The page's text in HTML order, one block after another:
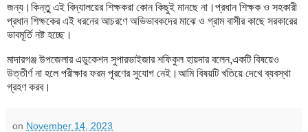
জন্য।কিন্তুু এই বিদ্যালয়ের শিক্ষকরা কোন কিছুই মানছে না।প্রধান শিক্ষক ও সহকারী
প্রধান শিক্ষকের এই ধরনের আচরণে অভিভাবকদের মাঝে ও গ্রাম বাসীর কাছে সরকারের
ভাবমূর্তি নষ্ট হচ্ছে।
মাদারগঞ্জ উপজেলার এডুকেশন সুপারভাইজার শফিকুল হায়দার বলেন,একটি বিষয়েও
উত্তীর্ণ না হলে পরীক্ষার ফরম পূরণের সুযোগ নেই।আমি বিষয়টি খতিয়ে দেখে ব্যবস্থা
গ্রহণ করব।
on November 14, 2023